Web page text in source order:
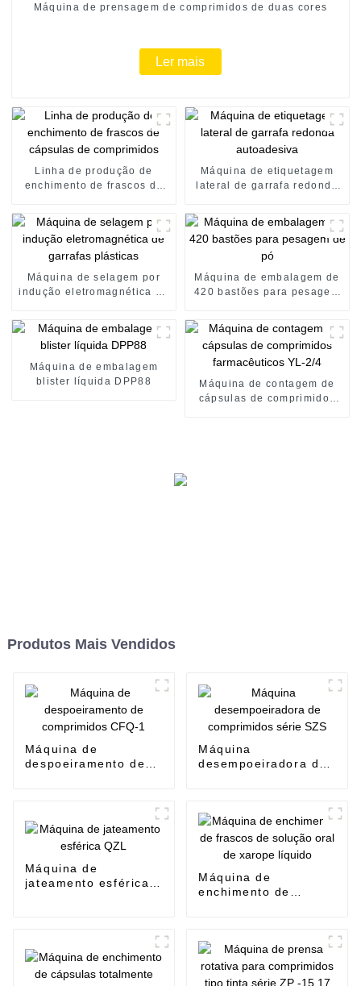
Máquina de prensagem de comprimidos de duas cores
Ler mais
Linha de produção de
enchimento de frascos de
Máquina de etiquetagem
lateral de garrafa redonda
Máquina de selagem por
indução eletromagnética de
Máquina de embalagem de
420 bastões para pesagem
Máquina de embalagem
blister líquida DPP88
Máquina de contagem de
cápsulas de comprimidos
Produtos Mais Vendidos
Máquina de
despoeiramento de
Máquina
desempoeiradora de
Máquina de
jateamento esférica
Máquina de
enchimento de